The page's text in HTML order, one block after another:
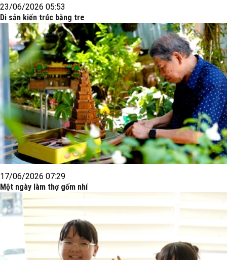
23/06/2026 05:53
Di sản kiến trúc bằng tre
17/06/2026 07:29
Một ngày làm thợ gốm nhí